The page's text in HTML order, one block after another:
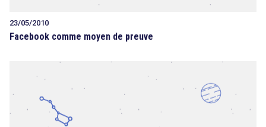
23/05/2010
Facebook comme moyen de preuve